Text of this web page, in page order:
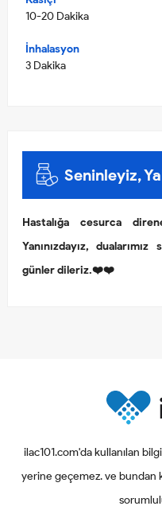
10-20 Dakika
İnhalasyon
3 Dakika
Seninleyiz,
Hastalığa cesurca
Yanınızdayız,
günler dileriz.❤️❤️
ilac101.com'da kullanılan
yerine geçemez. ve bundan